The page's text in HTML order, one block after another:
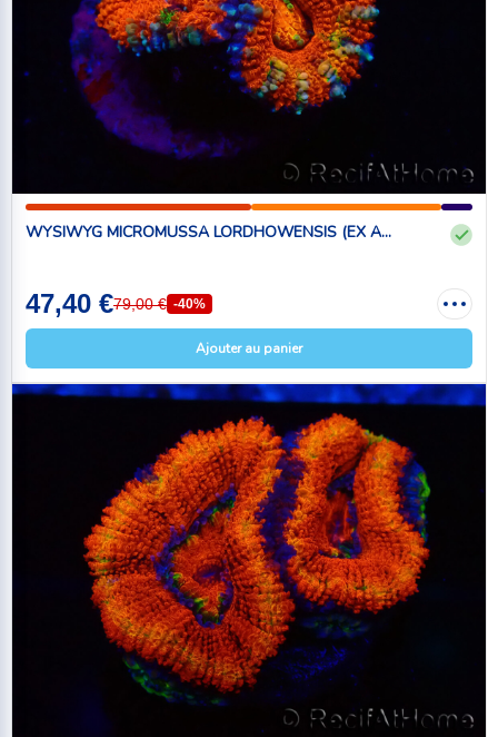
WYSIWYG MICROMUSSA LORDHOWENSIS (EX A...
47,40 €79,00 € -40%
Ajouter au panier